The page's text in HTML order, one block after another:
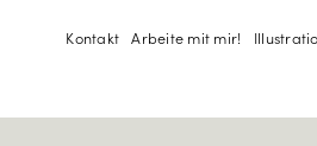
Kontakt Arbeite mit mir!